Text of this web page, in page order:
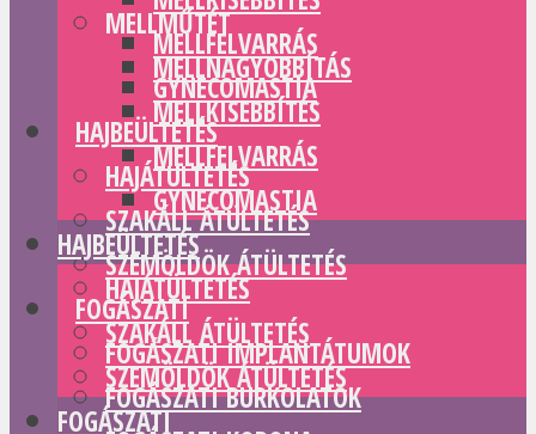
MELLFELVARRÁS
GYNECOMASTIA
HAJBEÜLTETÉS
HAJÁTÜLTETÉS
SZAKÁLL ÁTÜLTETÉS
SZEMÖLDÖK ÁTÜLTETÉS
FOGÁSZATI
FOGÁSZATI IMPLANTÁTUMOK
FOGÁSZATI BURKOLATOK
MELLMŰTÉT
MELLNAGYOBBÍTÁS
MELLKISEBBÍTÉS
MELLFELVARRÁS
GYNECOMASTIA
HAJBEÜLTETÉS
HAJÁTÜLTETÉS
SZAKÁLL ÁTÜLTETÉS
SZEMÖLDÖK ÁTÜLTETÉS
FOGÁSZATI